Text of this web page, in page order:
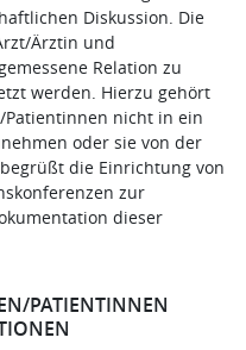
Diskussion. Die
Ärztin und
Relation zu
werden. Hierzu gehört
Patientinnen nicht in ein
oder sie von der
die Einrichtung von
zur
dieser
PATIENTINNEN